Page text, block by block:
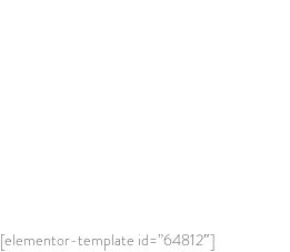
[elementor-template id=”64812″]